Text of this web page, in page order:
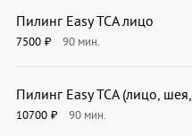
Пилинг Easy TCA лицо
7500 ₽ 90 мин.
Пилинг Easy TCA (лицо,
10700 ₽ 90 мин.